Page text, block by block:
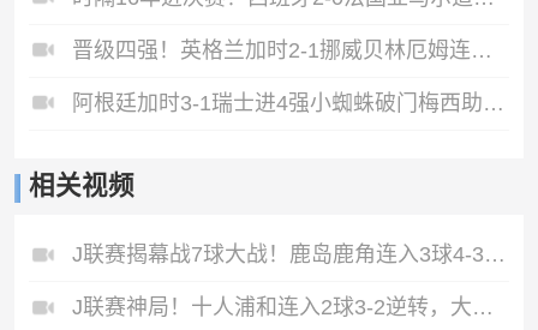
晋级四强！英格兰加时2-1挪威贝林厄姆连场双响谢尔德鲁普破门
阿根廷加时3-1瑞士进4强小蜘蛛破门梅西助攻麦卡恩博洛假摔染红
相关视频
J联赛揭幕战7球大战！鹿岛鹿角连入3球4‑3惊天逆转横滨水手
J联赛神局！十人浦和连入2球3‑2逆转，大阪钢巴4-3反杀